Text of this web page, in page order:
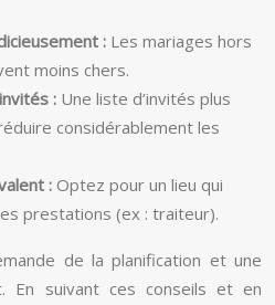
: Les mariages hors
moins chers.
: Une liste d’invités plus
considérablement les
: Optez pour un lieu qui
prestations (ex : traiteur).
de la planification et une
En suivant ces conseils et en